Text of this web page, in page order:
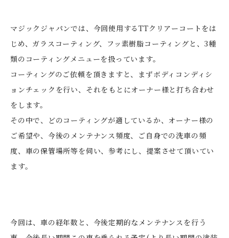
マジックジャパンでは、今回使用するTTクリアーコートをは
じめ、ガラスコーティング、フッ素樹脂コーティングと、3種
類のコーティングメニューを扱っています。
コーティングのご依頼を頂きますと、まずボディコンディシ
ョンチェックを行い、それをもとにオーナー様と打ち合わせ
をします。
その中で、どのコーティングが適しているか、オーナー様の
ご希望や、今後のメンテナンス頻度、ご自身での洗車の頻
度、車の保管場所等を伺い、参考にし、提案させて頂いてい
ます。
今回は、車の経年数と、今後定期的なメンテナンスを行う